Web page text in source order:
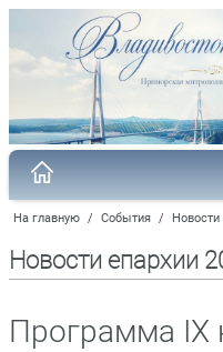
На главную / События / Новости
Новости епархии
Программа IX